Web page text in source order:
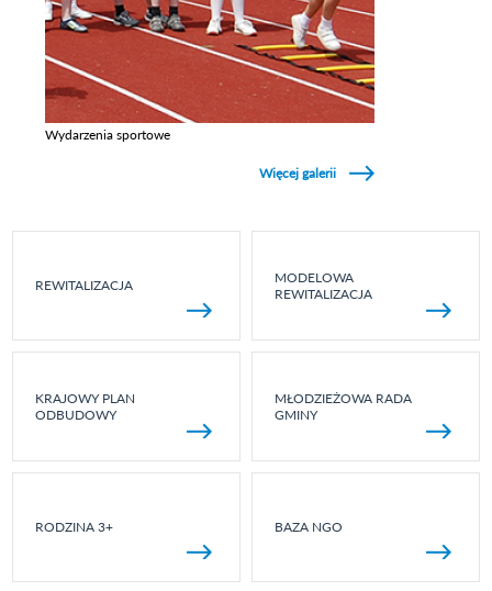
Wydarzenia sportowe
Więcej galerii
REWITALIZACJA
MODELOWA
REWITALIZACJA
KRAJOWY PLAN
ODBUDOWY
MŁODZIEŻOWA RADA
GMINY
RODZINA 3+ BAZA NGO